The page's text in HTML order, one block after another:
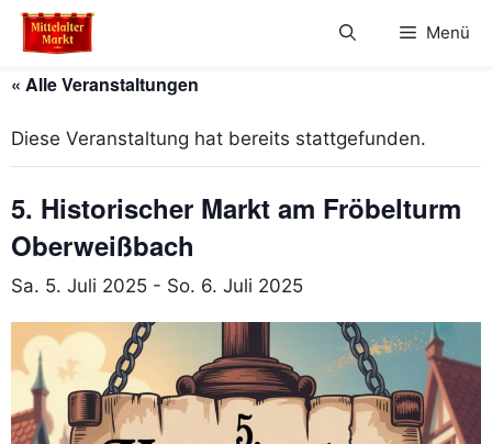
Zum
Inhalt
Menü
« Alle Veranstaltungen
Diese Veranstaltung hat bereits stattgefunden.
5. Historischer Markt am Fröbelturm
Oberweißbach
Sa. 5. Juli 2025 - So. 6. Juli 2025